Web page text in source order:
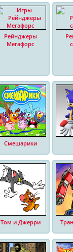
Рейнджеры
Мегафорс
Смешарики
Том и Джерри